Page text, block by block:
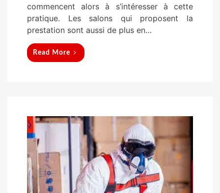
commencent alors à s’intéresser à cette
pratique. Les salons qui proposent la
prestation sont aussi de plus en…
Read More